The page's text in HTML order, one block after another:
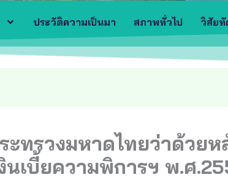
ประวัติความเป็นมา สภาพทั่วไป วิสัย
ะทรวงมหาดไทยว่าด้วย
นเบี้ยความพิการฯ พ.ศ